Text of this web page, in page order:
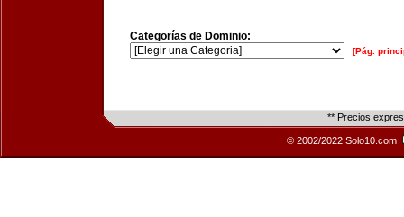
Categorías de Dominio:
[Pág.
** Precios
© 2002/2022 Solo10.com